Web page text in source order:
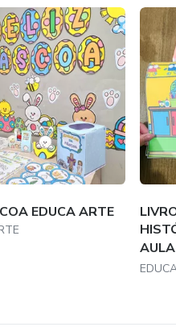
EDUCA ARTE